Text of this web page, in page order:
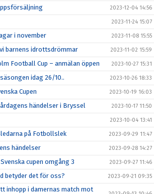
2023-12-04 14:56
2023-11-24 15:07
i november 2023-11-08 15:55
barnens idrottsdrömmar 2023-11-02 15:59
Football Cup – anmälan öppen 2023-10-27 15:31
idag 26/10.. 2023-10-26 18:33
Cupen 2023-10-19 16:03
händelser i Bryssel 2023-10-17 11:50
2023-10-04 13:41
på Fotbollslek 2023-09-29 11:47
händelser 2023-09-28 14:27
cupen omgång 3 2023-09-27 11:46
betyder det för oss? 2023-09-21 09:35
inhopp i damernas match mot